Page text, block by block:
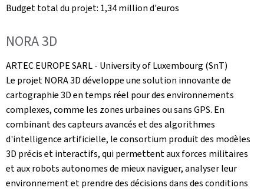
Budget total du projet: 1,34 million d'euros
NORA 3D
ARTEC EUROPE SARL - University of Luxembourg (SnT)
Le projet NORA 3D développe une solution innovante de
cartographie 3D en temps réel pour des environnements
complexes, comme les zones urbaines ou sans GPS. En
combinant des capteurs avancés et des algorithmes
d'intelligence artificielle, le consortium produit des modèles
3D précis et interactifs, qui permettent aux forces militaires
et aux robots autonomes de mieux naviguer, analyser leur
environnement et prendre des décisions dans des conditions